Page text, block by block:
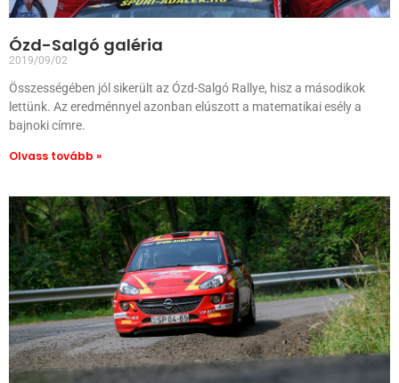
Ózd-Salgó galéria
2019/09/02
Összességében jól sikerült az Ózd-Salgó Rallye, hisz a másodikok
lettünk. Az eredménnyel azonban elúszott a matematikai esély a
bajnoki címre.
Olvass tovább »